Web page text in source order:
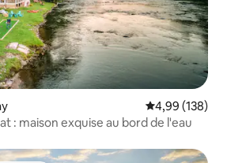
Évaluation
4,99 (138)
: maison exquise au bord de l'eau